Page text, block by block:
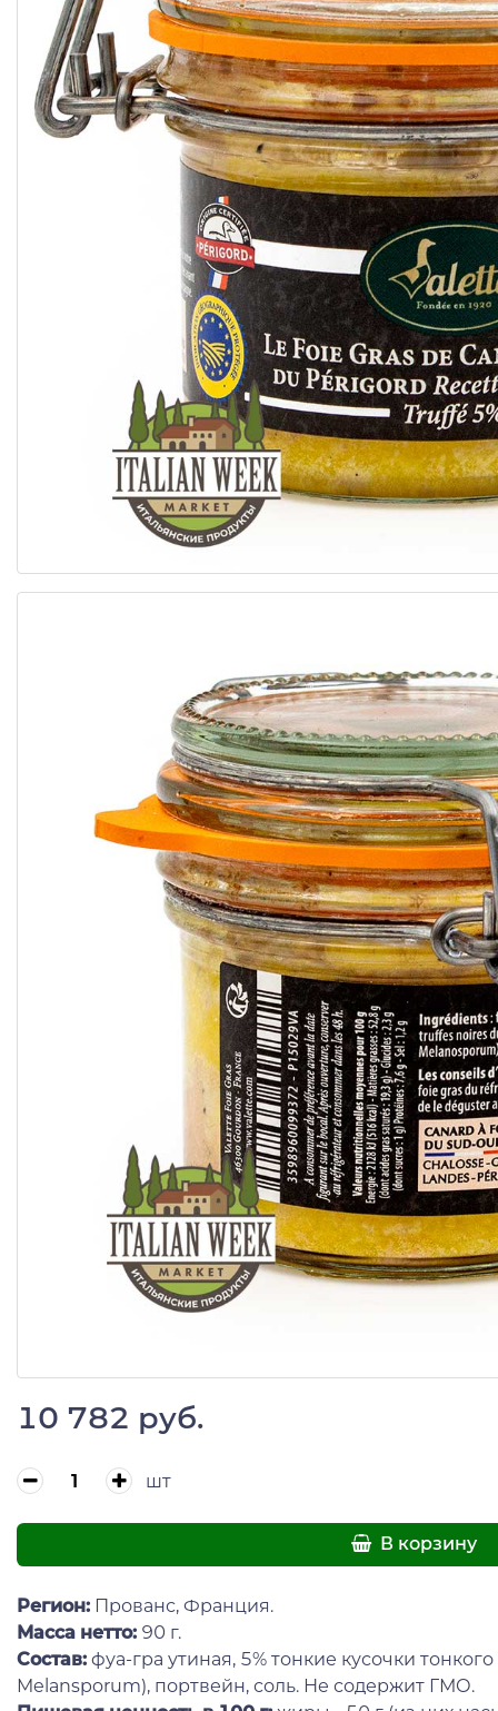
10 782 руб.
шт
В корзину
Регион: Прованс, Франция.
Масса нетто: 90 г.
Состав: фуа-гра утиная, 5% тонкие кусочки
Melansporum), портвейн, соль. Не содержит ГМО.